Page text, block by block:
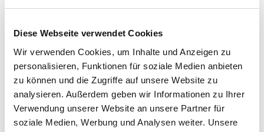
Diese Webseite verwendet Cookies
Wir verwenden Cookies, um Inhalte und Anzeigen zu
personalisieren, Funktionen für soziale Medien anbieten
zu können und die Zugriffe auf unsere Website zu
analysieren. Außerdem geben wir Informationen zu Ihrer
Verwendung unserer Website an unsere Partner für
soziale Medien, Werbung und Analysen weiter. Unsere
Kassen-Peripherie
Waagen
Service
Support
Kontakt
Newsletter